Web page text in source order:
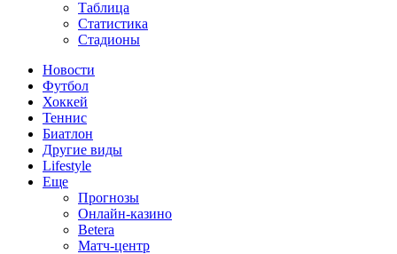
Таблица
Статистика
Стадионы
Новости
Футбол
Хоккей
Теннис
Биатлон
Другие виды
Lifestyle
Еще
Прогнозы
Онлайн-казино
Betera
Матч-центр